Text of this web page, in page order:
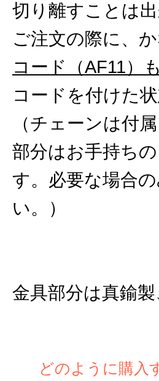
切り離すことは出
ご注文の際に、
コード（AF11）
コードを付けた
（チェーンは付
部分はお手持ち
す。必要な場合
い。）
金具部分は真鍮
どのように購入